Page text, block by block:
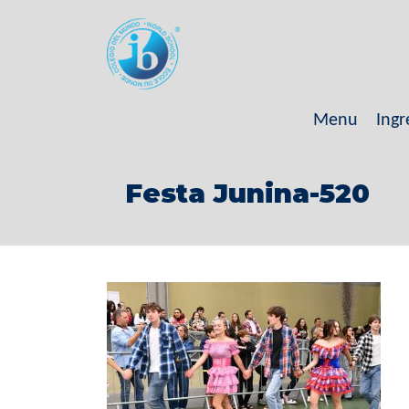
Menu
Festa Junina-520